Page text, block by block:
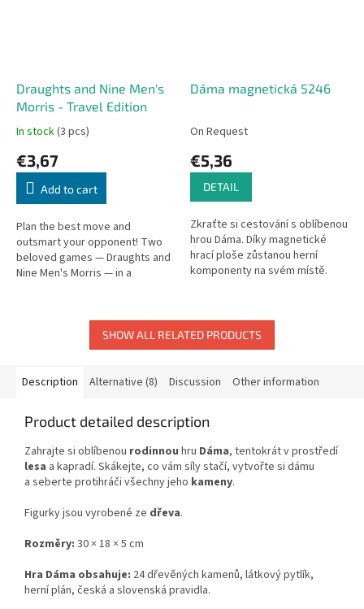
Draughts and Nine Men's
Morris - Travel Edition
In stock(3 pcs)
€3,67
Add to cart
Plan the best move and
outsmart your opponent! Two
beloved games — Draughts and
Nine Men's Morris — in a
Dáma magnetická 5246
On Request
€5,36
DETAIL
Zkraťte si cestování s oblíbenou
hrou Dáma. Díky magnetické
hrací ploše zůstanou herní
komponenty na svém místě.
SHOW ALL RELATED PRODUCTS
Description Alternative (8) Discussion Other information
Product detailed description
Zahrajte si oblíbenou rodinnou hru Dáma, tentokrát v prostředí
lesa a kapradí. Skákejte, co vám síly stačí, vytvořte si dámu
a seberte protihráči všechny jeho kameny.
Figurky jsou vyrobené ze dřeva.
Rozměry: 30 × 18 × 5 cm
Hra Dáma obsahuje: 24 dřevěných kamenů, látkový pytlík,
herní plán, česká a slovenská pravidla.